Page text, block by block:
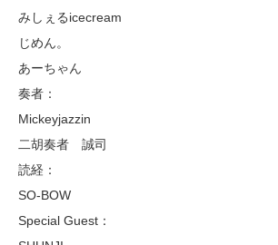
みしぇるicecream
じめん。
あーちゃん
奏者：
Mickeyjazzin
二胡奏者 誠司
読経：
SO-BOW
Special Guest：